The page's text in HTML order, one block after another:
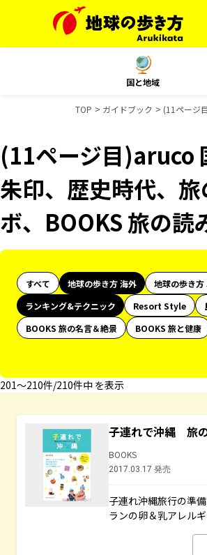
国と地域
TOP ガイドブック (11ページ
(11ページ目)aruco
朱印、歴史時代、
ボ、BOOKS 旅の読
すべて 地球の歩き方 海外 地球の歩き方
ランキング&テクニック
Resort Style
BOOKS 旅の名言＆絶景
BOOKS 旅と健康
201〜210件/210件中 を表示
子連れで沖縄 旅
BOOKS
2017.03.17 発売
子連れ沖縄旅行の準
ランの卵＆乳アレル